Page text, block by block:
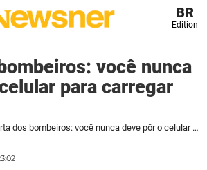
BR
Edition
você nunca
para carregar
Alerta dos bombeiros: você nunca deve pôr o celular para carregar neste lugar